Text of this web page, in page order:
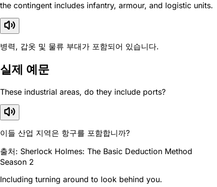
the contingent includes infantry, armour, and logistic units.
병력, 갑옷 및 물류 부대가 포함되어 있습니다.
실제 예문
These industrial areas, do they include ports?
이들 산업 지역은 항구를 포함합니까?
출처: Sherlock Holmes: The Basic Deduction Method
Season 2
Including turning around to look behind you.